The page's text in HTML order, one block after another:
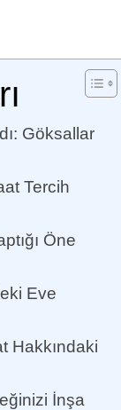
Göksallar
Tercih
Öne
Eve
Hakkındaki
İnşa